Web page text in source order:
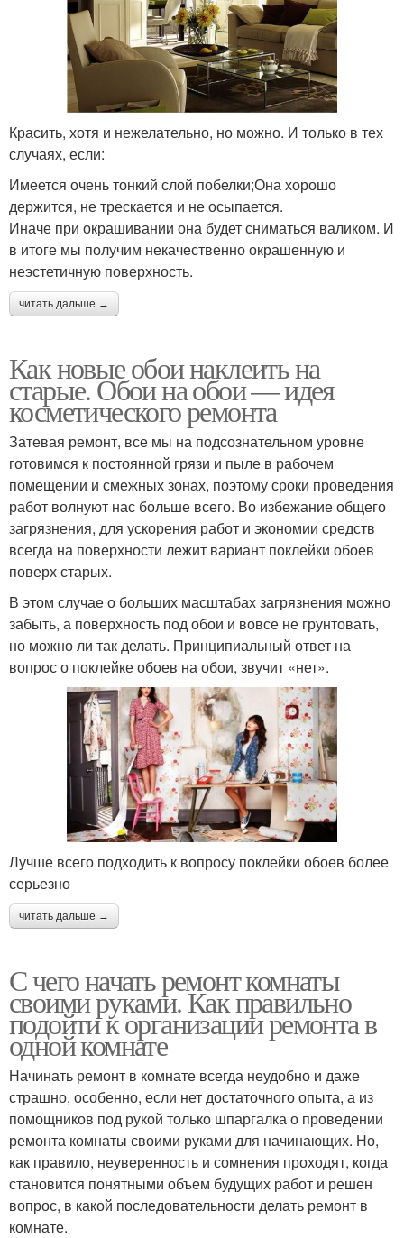
Красить, хотя и нежелательно, но можно. И только в тех
случаях, если:
Имеется очень тонкий слой побелки;Она хорошо
держится, не трескается и не осыпается.
Иначе при окрашивании она будет сниматься валиком. И
в итоге мы получим некачественно окрашенную и
неэстетичную поверхность.
читать дальше →
Как новые обои наклеить на
старые. Обои на обои — идея
косметического ремонта
Затевая ремонт, все мы на подсознательном уровне
готовимся к постоянной грязи и пыле в рабочем
помещении и смежных зонах, поэтому сроки проведения
работ волнуют нас больше всего. Во избежание общего
загрязнения, для ускорения работ и экономии средств
всегда на поверхности лежит вариант поклейки обоев
поверх старых.
В этом случае о больших масштабах загрязнения можно
забыть, а поверхность под обои и вовсе не грунтовать,
но можно ли так делать. Принципиальный ответ на
вопрос о поклейке обоев на обои, звучит «нет».
Лучше всего подходить к вопросу поклейки обоев более
серьезно
читать дальше →
С чего начать ремонт комнаты
своими руками. Как правильно
подойти к организации ремонта в
одной комнате
Начинать ремонт в комнате всегда неудобно и даже
страшно, особенно, если нет достаточного опыта, а из
помощников под рукой только шпаргалка о проведении
ремонта комнаты своими руками для начинающих. Но,
как правило, неуверенность и сомнения проходят, когда
становится понятными объем будущих работ и решен
вопрос, в какой последовательности делать ремонт в
комнате.